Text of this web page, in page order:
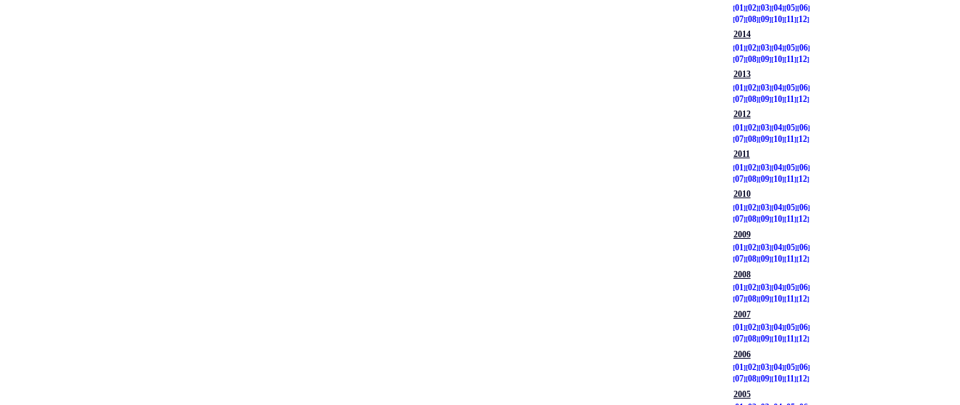
01
02 03 04 05 06
07 08 09 10 11
12
2014
01
02 03 04 05 06
07 08 09 10 11
12
2013
01
02 03 04 05 06
07 08 09 10 11
12
2012
01
02 03 04 05 06
07 08 09 10 11
12
2011
01
02 03 04 05 06
07 08 09 10 11
12
2010
01
02 03 04 05 06
07 08 09 10 11
12
2009
01
02 03 04 05 06
07 08 09 10 11
12
2008
01
02 03 04 05 06
07 08 09 10 11
12
2007
01
02 03 04 05 06
07 08 09 10 11
12
2006
01
02 03 04 05 06
07 08 09 10 11
12
2005